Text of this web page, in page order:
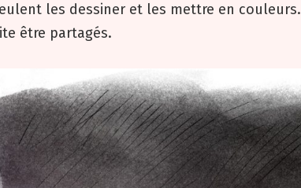
les dessiner et les mettre en
être partagés.